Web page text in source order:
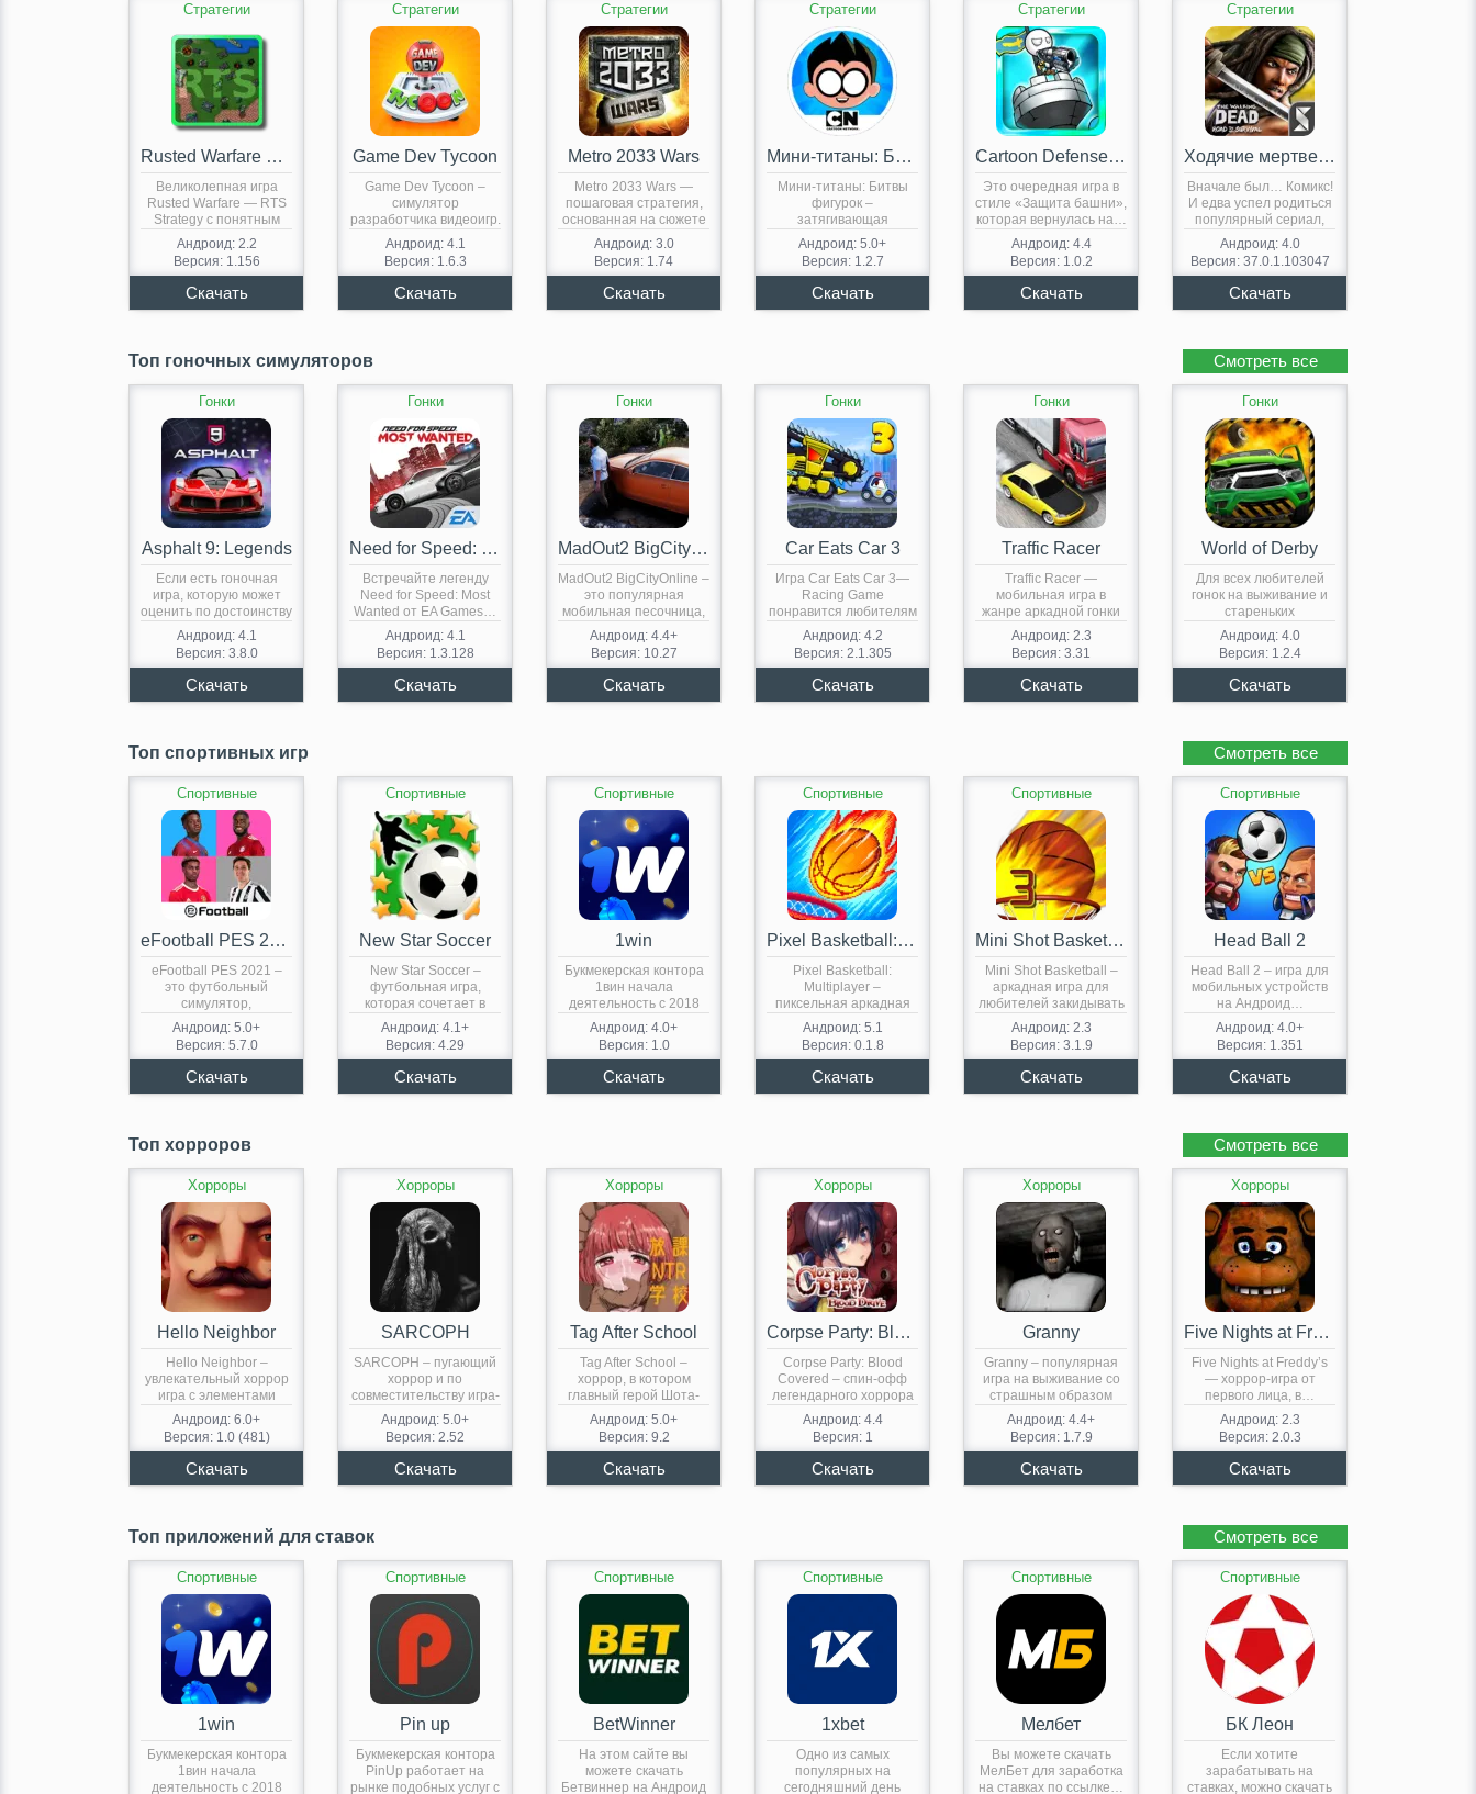
Стратегии
Rusted Warfare — RTS Strategy
Великолепная игра
Rusted Warfare — RTS
Strategy с понятным
пользовательским…
Андроид: 2.2
Версия: 1.156
Стратегии
Game Dev Tycoon
Game Dev Tycoon –
симулятор
разработчика видеоигр.
Такая своеобразная
рекурсия,…
Андроид: 4.1
Версия: 1.6.3
Стратегии
Metro 2033 Wars
Metro 2033 Wars —
пошаговая стратегия,
основанная на сюжете
романа…
Андроид: 3.0
Версия: 1.74
Стратегии
Мини-титаны: Битвы фигурок
Мини-титаны: Битвы
фигурок –
затягивающая
стратегия, основанная
на известном
мультфильме….
Андроид: 5.0+
Версия: 1.2.7
Стратегии
Cartoon Defense Reboot — Tower Defense
Это очередная игра в
стиле «Защита башни»,
которая вернулась на…
Андроид: 4.4
Версия: 1.0.2
Стратегии
Ходячие мертвецы: Дорога жизни
Вначале был… Комикс!
И едва успел родиться
популярный сериал,
Андроид: 4.0
Версия: 37.0.1.103047
Топ гоночных симуляторов Смотреть все
Гонки
Asphalt 9: Legends
Если есть гоночная
игра, которую может
оценить по достоинству
Андроид: 4.1
Версия: 3.8.0
Гонки
Need for Speed: Most Wanted
Встречайте легенду
Need for Speed: Most
Wanted от EA Games…
Андроид: 4.1
Версия: 1.3.128
Гонки
MadOut2 BigCityOnline
MadOut2 BigCityOnline –
это популярная
мобильная песочница,
схожая со
знаменитой…
Андроид: 4.4+
Версия: 10.27
Гонки
Car Eats Car 3
Игра Car Eats Car 3—
Racing Game
понравится любителям
экстремальных гонок,…
Андроид: 4.2
Версия: 2.1.305
Гонки
Traffic Racer
Traffic Racer —
мобильная игра в
жанре аркадной гонки
Андроид: 2.3
Версия: 3.31
Гонки
World of Derby
Для всех любителей
гонок на выживание и
стареньких
аутентичных авто…
Андроид: 4.0
Версия: 1.2.4
Топ спортивных игр Смотреть все
Спортивные
eFootball PES 2021
eFootball PES 2021 –
это футбольный
симулятор,
позволяющий стать
менеджером…
Андроид: 5.0+
Версия: 5.7.0
Спортивные
New Star Soccer
New Star Soccer –
футбольная игра,
которая сочетает в
себе…
Андроид: 4.1+
Версия: 4.29
Спортивные
1win
Букмекерская контора
1вин начала
деятельность с 2018
года. Является
обладателем…
Андроид: 4.0+
Версия: 1.0
Спортивные
Pixel Basketball: Multiplayer
Pixel Basketball:
Multiplayer –
пиксельная аркадная
игра о баскетболе с…
Андроид: 5.1
Версия: 0.1.8
Спортивные
Mini Shot Basketball
Mini Shot Basketball –
аркадная игра для
любителей закидывать
тяжелые…
Андроид: 2.3
Версия: 3.1.9
Спортивные
Head Ball 2
Head Ball 2 – игра для
мобильных устройств
на Андроид…
Андроид: 4.0+
Версия: 1.351
Топ хорроров Смотреть все
Хорроры
Hello Neighbor
Hello Neighbor –
увлекательный хоррор
игра с элементами
стелса, экшена…
Андроид: 6.0+
Версия: 1.0 (481)
Хорроры
SARCOPH
SARCOPH – пугающий
хоррор и по
совместительству игра-
головоломка. Геймплей
Игра…
Андроид: 5.0+
Версия: 2.52
Хорроры
Tag After School
Tag After School –
хоррор, в котором
главный герой Шота-
Андроид: 5.0+
Версия: 9.2
Хорроры
Corpse Party: Blood Covered
Corpse Party: Blood
Covered – спин-офф
легендарного хоррора
на PSP…
Андроид: 4.4
Версия: 1
Хорроры
Granny
Granny – популярная
игра на выживание со
страшным образом
бабушки,…
Андроид: 4.4+
Версия: 1.7.9
Хорроры
Five Nights at Freddy’s
Five Nights at Freddy’s
— хоррор-игра от
первого лица, в…
Андроид: 2.3
Версия: 2.0.3
Топ приложений для ставок Смотреть все
Спортивные
1win
Букмекерская контора
1вин начала
деятельность с 2018
Спортивные
Pin up
Букмекерская контора
PinUp работает на
рынке подобных услуг с
Спортивные
BetWinner
На этом сайте вы
можете скачать
Бетвиннер на Андроид
Спортивные
1xbet
Одно из самых
популярных на
сегодняшний день
Спортивные
Мелбет
Вы можете скачать
МелБет для заработка
на ставках по ссылке…
Спортивные
БК Леон
Если хотите
зарабатывать на
ставках, можно скачать